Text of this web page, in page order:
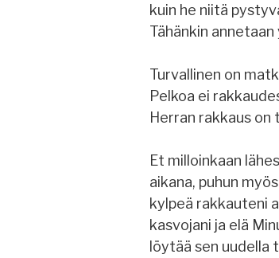
kuin he niitä
Tähänkin
Turvallinen on
Pelkoa ei
Herran rakkaus on
Et milloinkaan
aikana, puhun
kylpeä rakkauteni
kasvojani ja elä
löytää sen uudella